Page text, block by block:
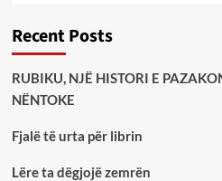
Recent Posts
RUBIKU, NJË HISTORI E
NËNTOKE
Fjalë të urta për librin
Lëre ta dëgjojë zemrën